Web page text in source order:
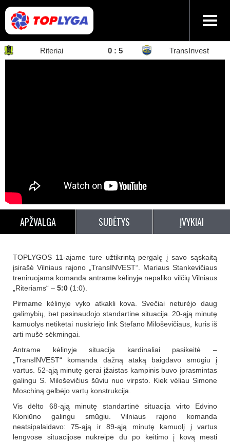
Riteriai 0 : 5 TransInvest
APŽVALGA SUDĖTYS ĮVYKIAI
TOPLYGOS 11-ajame ture užtikrintą pergalę į savo sąskaitą
įsirašė Vilniaus rajono „TransINVEST“. Mariaus Stankevičiaus
treniruojama komanda antrame kėlinyje nepaliko vilčių Vilniaus
„Riteriams“ – 5:0 (1:0).
Pirmame kėlinyje vyko atkakli kova. Svečiai neturėjo daug
galimybių, bet pasinaudojo standartine situacija. 20-ąją minutę
kamuolys netikėtai nuskriejo link Stefano Miloševičiaus, kuris iš
arti mušė sėkmingai.
Antrame kėlinyje situacija kardinaliai pasikeitė –
„TransINVEST“ komanda dažną ataką baigdavo smūgiu į
vartus. 52-ąją minutę gerai įžaistas kampinis buvo įprasmintas
galingu S. Miloševičius šūviu nuo virpsto. Kiek vėliau Simone
Moschiną gelbėjo vartų konstrukcija.
Vis dėlto 68-ąją minutę standartinė situacija virto Edvino
Kloniūno galingu smūgiu. Vilniaus rajono komanda
neatsipalaidavo: 75-ąją ir 89-ąją minutę kamuolį į vartus
lengvose situacijose nukreipė du po keitimo į kovą mesti